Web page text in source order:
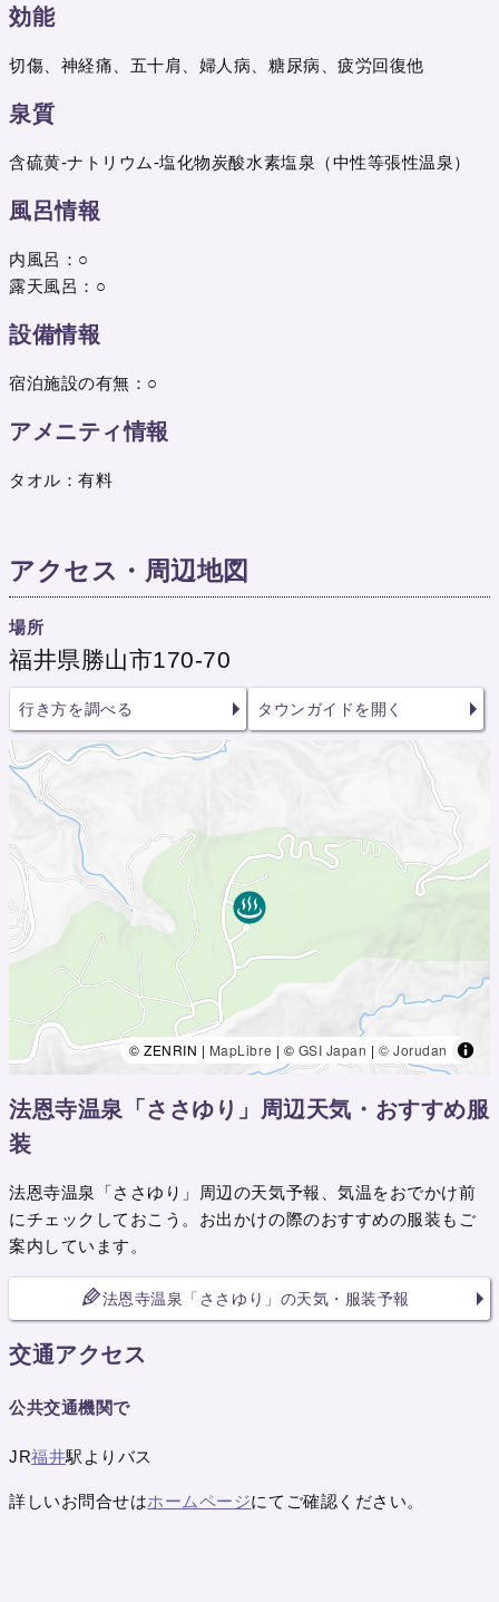
効能
切傷、神経痛、五十肩、婦人病、糖尿病、疲労回復他
泉質
含硫黄-ナトリウム-塩化物炭酸水素塩泉（中性等張性温泉）
風呂情報
内風呂：○
露天風呂：○
設備情報
宿泊施設の有無：○
アメニティ情報
タオル：有料
アクセス・周辺地図
場所
福井県勝山市170-70
行き方を調べる タウンガイドを開く
© ZENRIN | MapLibre | © GSI Japan |© Jorudan
法恩寺温泉「ささゆり」周辺天気・おすすめ服
装
法恩寺温泉「ささゆり」周辺の天気予報、気温をおでかけ前
にチェックしておこう。お出かけの際のおすすめの服装もご
案内しています。
法恩寺温泉「ささゆり」の天気・服装予報
交通アクセス
公共交通機関で
JR福井駅よりバス
詳しいお問合せはホームページにてご確認ください。